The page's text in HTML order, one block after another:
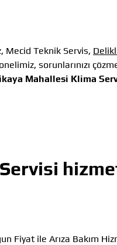
Mecid Teknik Servis,
sorunlarınızı
Mahallesi Klima
Fiyat ile Arıza Bakım